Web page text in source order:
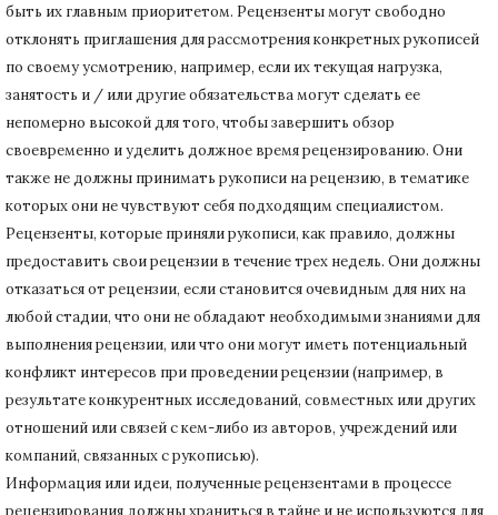
быть их главным приоритетом. Рецензенты могут свободно
отклонять приглашения для рассмотрения конкретных рукописей
по своему усмотрению, например, если их текущая нагрузка,
занятость и / или другие обязательства могут сделать ее
непомерно высокой для того, чтобы завершить обзор
своевременно и уделить должное время рецензированию. Они
также не должны принимать рукописи на рецензию, в тематике
которых они не чувствуют себя подходящим специалистом.
Рецензенты, которые приняли рукописи, как правило, должны
предоставить свои рецензии в течение трех недель. Они должны
отказаться от рецензии, если становится очевидным для них на
любой стадии, что они не обладают необходимыми знаниями для
выполнения рецензии, или что они могут иметь потенциальный
конфликт интересов при проведении рецензии (например, в
результате конкурентных исследований, совместных или других
отношений или связей с кем-либо из авторов, учреждений или
компаний, связанных с рукописью).
Информация или идеи, полученные рецензентами в процессе
рецензирования должны храниться в тайне и не используются для